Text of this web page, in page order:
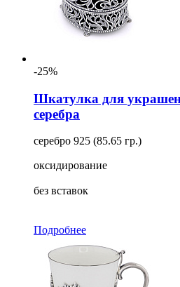
-25%
Шкатулка для
серебра
серебро 925 (85.65 гр.)
оксидирование
без вставок
Подробнее